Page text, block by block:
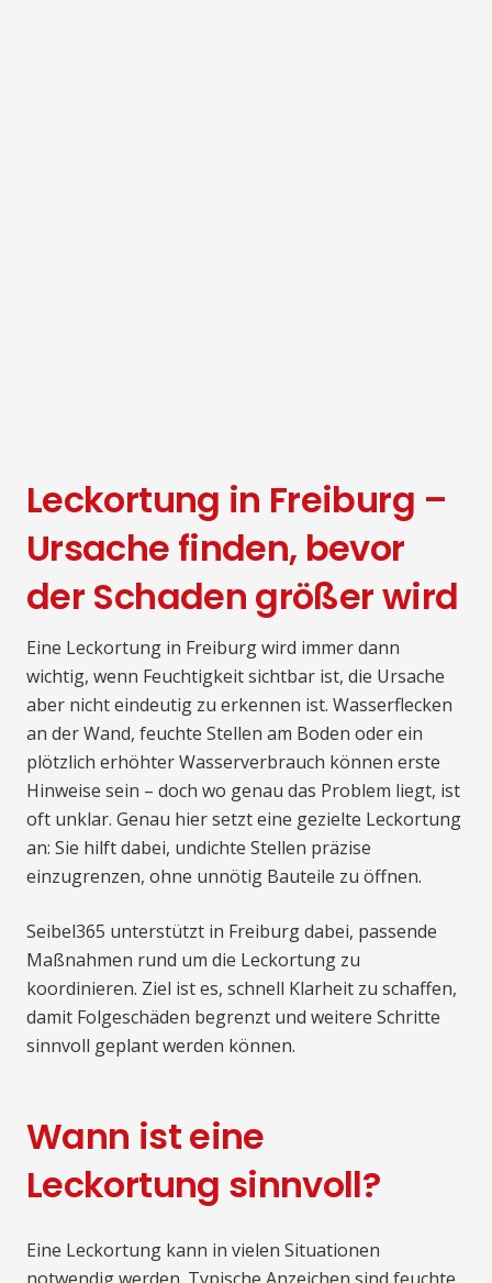
Leckortung in Freiburg –
Ursache finden, bevor
der Schaden größer wird
Eine Leckortung in Freiburg wird immer dann
wichtig, wenn Feuchtigkeit sichtbar ist, die Ursache
aber nicht eindeutig zu erkennen ist. Wasserflecken
an der Wand, feuchte Stellen am Boden oder ein
plötzlich erhöhter Wasserverbrauch können erste
Hinweise sein – doch wo genau das Problem liegt, ist
oft unklar. Genau hier setzt eine gezielte Leckortung
an: Sie hilft dabei, undichte Stellen präzise
einzugrenzen, ohne unnötig Bauteile zu öffnen.
Seibel365 unterstützt in Freiburg dabei, passende
Maßnahmen rund um die Leckortung zu
koordinieren. Ziel ist es, schnell Klarheit zu schaffen,
damit Folgeschäden begrenzt und weitere Schritte
sinnvoll geplant werden können.
Wann ist eine
Leckortung sinnvoll?
Eine Leckortung kann in vielen Situationen